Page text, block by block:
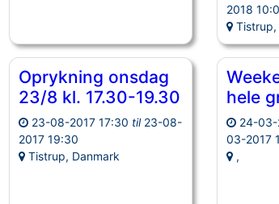
2018
Tistrup,
Oprykning onsdag
23/8 kl. 17.30-19.30
23-08-2017 17:30 til 23-08-
2017 19:30
Tistrup, Danmark
hele
24-03-
03-2017
,